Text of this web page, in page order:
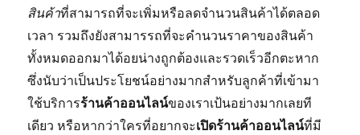
สินค้าที่สามารถที่จะเพิ่มหรือลดจำนวนสินค้าได้ตลอด
เวลา รวมถึงยังสามารรถที่จะคำนวนราคาของสินค้า
ทั้งหมดออกมาได้อยน่างถูกต้องและรวดเร็วอีกตะหาก
ซึ่งนับว่าเป็นประโยชน์อย่างมากสำหรับลูกค้าที่เข้ามา
ใช้บริการร้านค้าออนไลน์ของเราเป้นอย่างมากเลยที
เดียว หรือหากว่าใครที่อยากจะเปิดร้านค้าออนไลน์ที่มี